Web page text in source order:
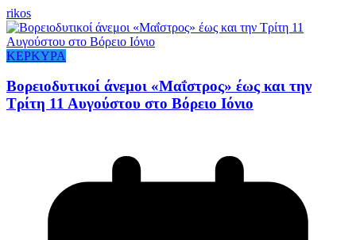
rikos
ΚΕΡΚΥΡΑ
Βορειοδυτικοί άνεμοι «Μαΐστρος» έως και την
Τρίτη 11 Αυγούστου στο Βόρειο Ιόνιο